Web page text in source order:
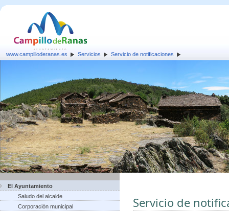
www.campilloderanas.es Servicios Servicio de notificaciones
El Ayuntamiento
Saludo del alcalde
Corporación municipal
Servicio de